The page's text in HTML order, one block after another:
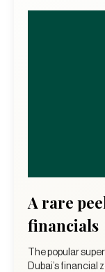
A rare
financials
The popular
Dubai’s financial